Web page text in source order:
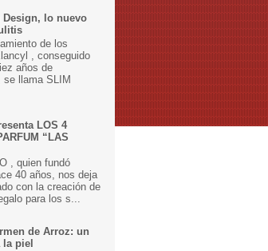
Design, lo nuevo
de los
, conseguido
años de
se llama SLIM
LOS 4
“LAS
, quien fundó
40 años, nos deja
con la creación de
para los s...
de Arroz: un
piel